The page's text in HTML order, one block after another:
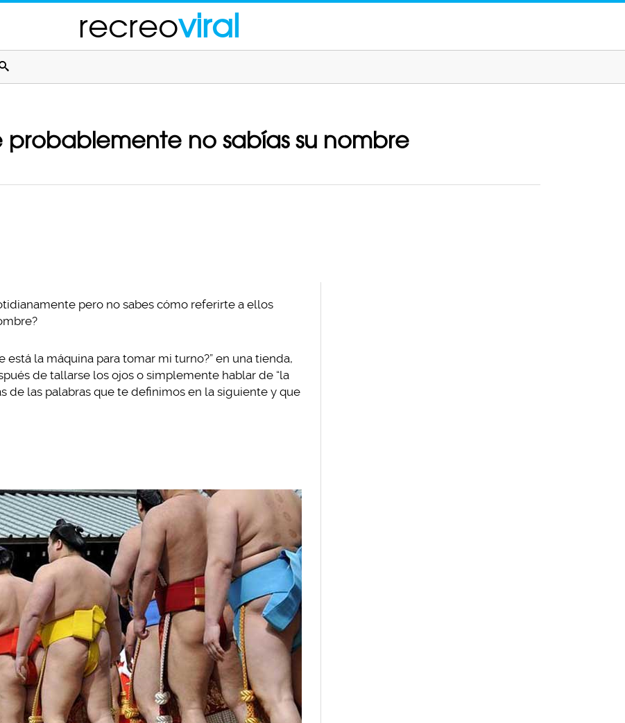
recreoviral
probablemente no sabías su nombre
pero no sabes cómo referirte a ellos
está la máquina para tomar mi turno?” en una tienda,
de tallarse los ojos o simplemente hablar de “la
de las palabras que te definimos en la siguiente y que